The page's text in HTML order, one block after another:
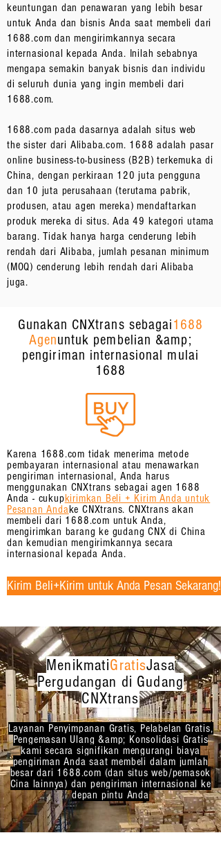
keuntungan dan penawaran yang lebih besar
untuk Anda dan bisnis Anda saat membeli dari
1688.com dan mengirimkannya secara
internasional kepada Anda. Inilah sebabnya
mengapa semakin banyak bisnis dan individu
di seluruh dunia yang ingin membeli dari
1688.com.
1688.com pada dasarnya adalah situs web
the sister dari Alibaba.com. 1688 adalah pasar
online business-to-business (B2B) terkemuka di
China, dengan perkiraan 120 juta pengguna
dan 10 juta perusahaan (terutama pabrik,
produsen, atau agen mereka) mendaftarkan
produk mereka di situs. Ada 49 kategori utama
barang. Tidak hanya harga cenderung lebih
rendah dari Alibaba, jumlah pesanan minimum
(MOQ) cenderung lebih rendah dari Alibaba
juga.
Gunakan CNXtrans sebagai1688
Agenuntuk pembelian &amp;
pengiriman internasional mulai
1688
Karena 1688.com tidak menerima metode
pembayaran internasional atau menawarkan
pengiriman internasional, Anda harus
menggunakan CNXtrans sebagai agen 1688
Anda - cukupkirimkan Beli + Kirim Anda untuk
Pesanan Andake CNXtrans. CNXtrans akan
membeli dari 1688.com untuk Anda,
mengirimkan barang ke gudang CNX di China
dan kemudian mengirimkannya secara
internasional kepada Anda.
Kirim Beli+Kirim untuk Anda Pesan Sekarang!
MenikmatiGratisJasa
Pergudangan di Gudang
CNXtrans
Layanan Penyimpanan Gratis, Pelabelan Gratis,
Pengemasan Ulang &amp; Konsolidasi Gratis
kami secara signifikan mengurangi biaya
pengiriman Anda saat membeli dalam jumlah
besar dari 1688.com (dan situs web/pemasok
Cina lainnya) dan pengiriman internasional ke
depan pintu Anda